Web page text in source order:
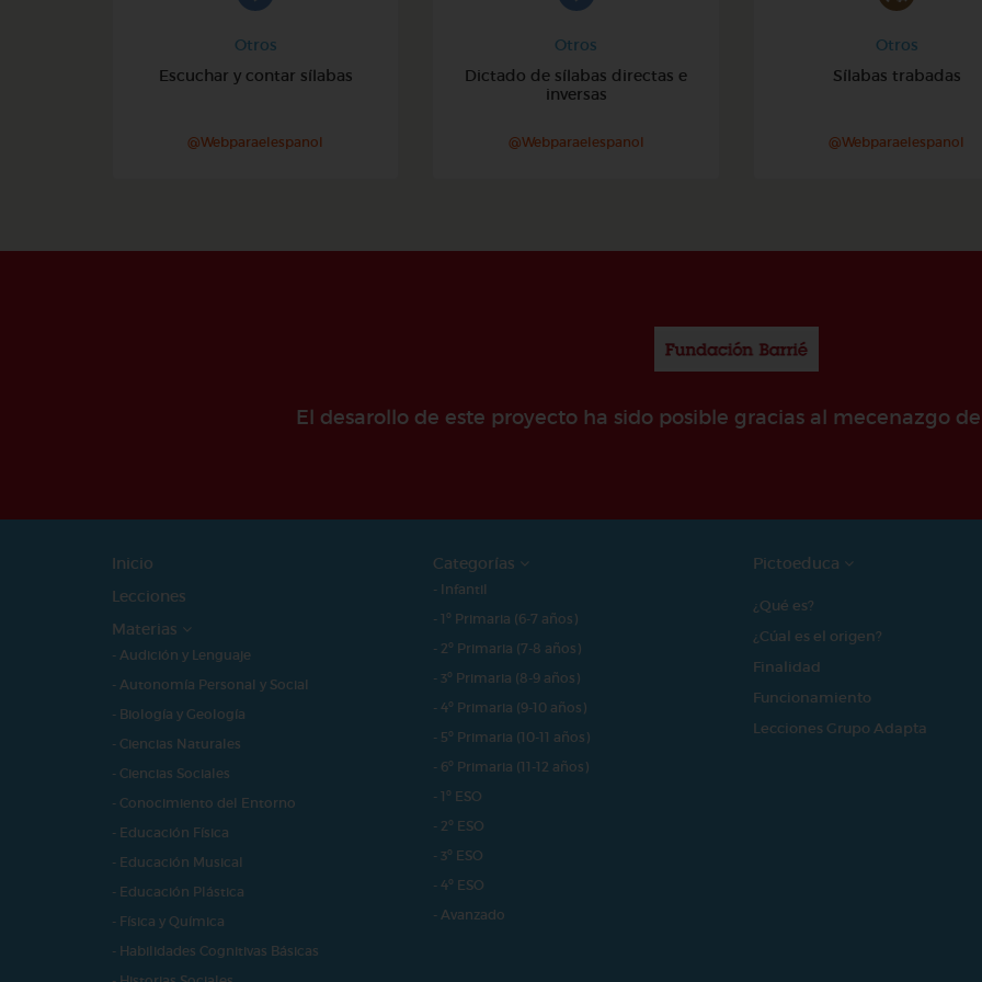
Otros
Escuchar y contar sílabas
@Webparaelespanol
Otros
Dictado de sílabas directas e
inversas
@Webparaelespanol
Otros
Sílabas trabadas
@Webparaelespanol
El desarollo de este proyecto ha sido posible gracias al mecenazgo
Inicio
Lecciones
Materias
- Audición y Lenguaje
- Autonomía Personal y Social
- Biología y Geología
- Ciencias Naturales
- Ciencias Sociales
- Conocimiento del Entorno
- Educación Física
- Educación Musical
- Educación Plástica
- Física y Química
- Habilidades Cognitivas Básicas
Categorías
- Infantil
- 1º Primaria (6-7 años)
- 2º Primaria (7-8 años)
- 3º Primaria (8-9 años)
- 4º Primaria (9-10 años)
- 5º Primaria (10-11 años)
- 6º Primaria (11-12 años)
- 1º ESO
- 2º ESO
- 3º ESO
- 4º ESO
- Avanzado
Pictoeduca
¿Qué es?
¿Cúal es el origen?
Finalidad
Funcionamiento
Lecciones Grupo Adapta